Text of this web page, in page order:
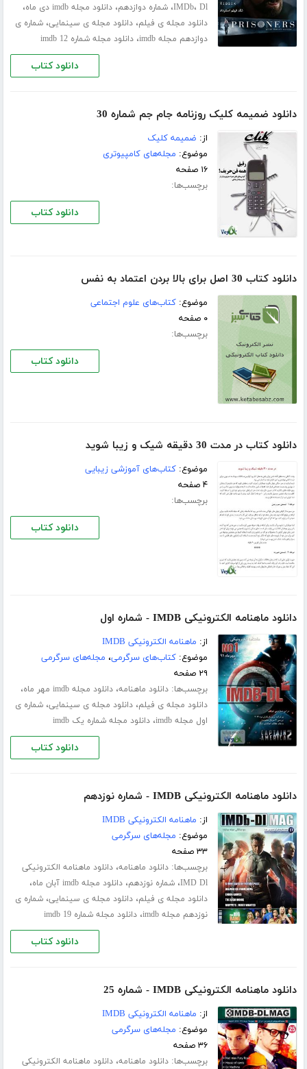
IMDb، Dl ،شماره دوازدهم،دانلود مجله imdb دی ماه ،
دانلود مجله ی فیلم،دانلود مجله ی سینمایی،شماره ی
دوازدهم مجله imdb
،دانلود مجله شماره 12 imdb
دانلود کتاب
دانلود ضمیمه کلیک روزنامه جام جم شماره 30
از: ضمیمه کلیک
موضوع: مجله‌های کامپیوتری
۱۶ صفحه
برچسب‌ها:
دانلود کتاب
دانلود کتاب 30 اصل برای بالا بردن اعتماد به نفس
موضوع:کتاب‌های علوم اجتماعی
۰ صفحه
برچسب‌ها:
دانلود کتاب
دانلود کتاب در مدت 30 دقیقه شیک و زیبا شوید
موضوع:کتاب‌های آموزشی زیبایی
۴ صفحه
برچسب‌ها:
دانلود کتاب
دانلود ماهنامه الکترونیکی IMDB - شماره اول
از: ماهنامه الکترونیکی IMDB
موضوع:کتاب‌های سرگرمی، مجله‌های سرگرمی
۲۹ صفحه
برچسب‌ها:دانلود ماهنامه،دانلود مجله imdb مهر ماه ،
دانلود مجله ی فیلم،دانلود مجله ی سینمایی،شماره ی
اول مجله imdb
،دانلود مجله شماره یک imdb
دانلود کتاب
دانلود ماهنامه الکترونیکی IMDB - شماره نوزدهم
از: ماهنامه الکترونیکی IMDB
موضوع: مجله‌های سرگرمی
۳۳ صفحه
برچسب‌ها:دانلود ماهنامه،دانلود ماهنامه الکترونیکی
IMD Dl،شماره نوزدهم،دانلود مجله imdb آبان ماه ،
دانلود مجله ی فیلم،دانلود مجله ی سینمایی،شماره ی
نوزدهم مجله imdb
،دانلود مجله شماره 19 imdb
دانلود کتاب
دانلود ماهنامه الکترونیکی IMDB - شماره 25
از: ماهنامه الکترونیکی IMDB
موضوع: مجله‌های سرگرمی
۳۶ صفحه
برچسب‌ها:دانلود ماهنامه،دانلود ماهنامه الکترونیکی